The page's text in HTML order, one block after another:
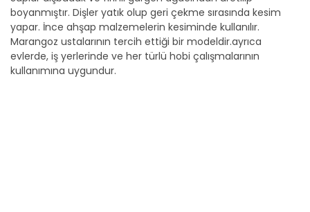
boyanmıştır. Dişler yatık olup geri çekme sırasında kesim
yapar. İnce ahşap malzemelerin kesiminde kullanılır.
Marangoz ustalarının tercih ettiği bir modeldir.ayrıca
evlerde, iş yerlerinde ve her türlü hobi çalışmalarının
kullanımına uygundur.